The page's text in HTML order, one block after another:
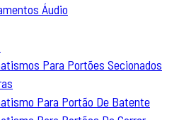
Áudio
Para Portões Secionados
Para Portão De Batente